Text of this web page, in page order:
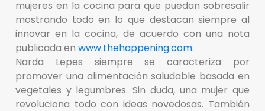
mujeres en la cocina para que puedan sobresalir
mostrando todo en lo que destacan siempre al
innovar en la cocina, de acuerdo con una nota
publicada en www.thehappening.com.
Narda Lepes siempre se caracteriza por
promover una alimentación saludable basada en
vegetales y legumbres. Sin duda, una mujer que
revoluciona todo con ideas novedosas. También